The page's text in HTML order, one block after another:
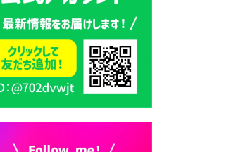
2026年7月29日 豊前市指定ご
み袋販売のお知らせ
2026年7月28日 豊前カラス天
狗みなと祭り（花火大会）開
催決定！
2026年7月28日 令和8年度